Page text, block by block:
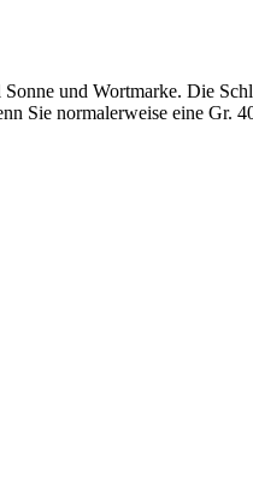
und Wortmarke. Die
Sie normalerweise eine Gr.